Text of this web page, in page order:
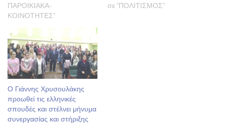
ΠΑΡΟΙΚΙΑΚΑ-
ΚΟΙΝΟΤΗΤΕΣ"
σε "ΠΟΛΙΤΙΣΜΟΣ"
Ο Γιάννης Χρυσουλάκης
προωθεί τις ελληνικές
σπουδές και στέλνει μήνυμα
συνεργασίας και στήριξης